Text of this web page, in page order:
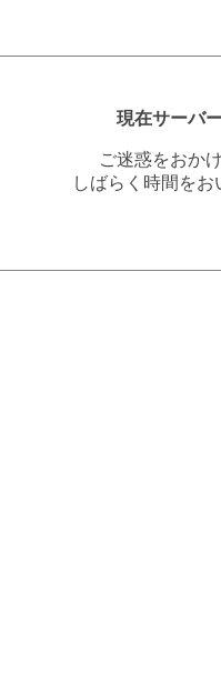
現在サーバ
ご迷惑をおか
しばらく時間を